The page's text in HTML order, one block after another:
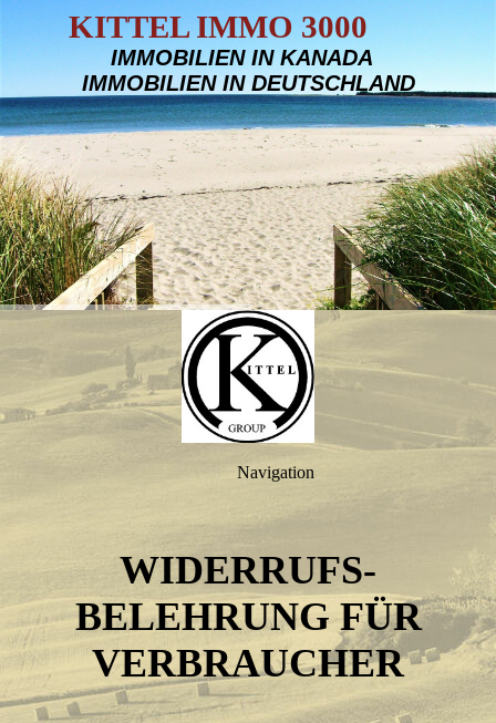
KITTEL IMMO 3000
IMMOBILIEN IN KANADA
IMMOBILIEN IN DEUTSCHLAND
Navigation
WIDERRUFS-
BELEHRUNG FÜR
VERBRAUCHER